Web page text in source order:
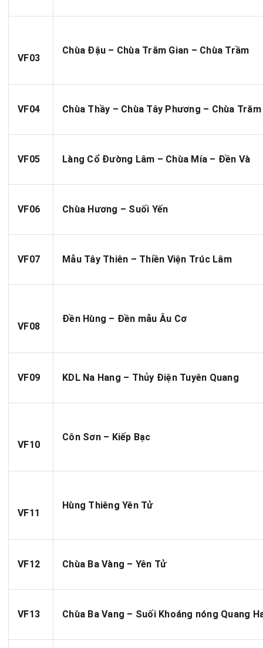
VF03
Chùa Đậu – Chùa Trăm Gian – Chùa Trầm
VF04 Chùa Thầy – Chùa Tây Phương – Chùa Trăm
VF05 Làng Cổ Đường Lâm – Chùa Mía – Đền Và
VF06 Chùa Hương – Suối Yến
VF07 Mẫu Tây Thiên – Thiền Viện Trúc Lâm
VF08
Đền Hùng – Đền mẫu Âu Cơ
VF09 KDL Na Hang – Thủy Điện Tuyên Quang
VF10
Côn Sơn – Kiếp Bạc
VF11
Hùng Thiêng Yên Tử
VF12 Chùa Ba Vàng – Yên Tử
VF13 Chùa Ba Vang – Suối Khoáng nóng Quang